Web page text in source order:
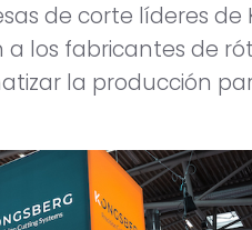
de corte líderes de
los fabricantes de
la producción